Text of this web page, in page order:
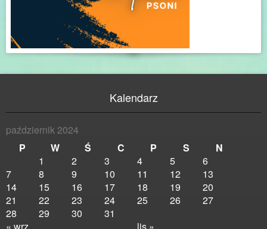
Kalendarz
październik 2024
P
W Ś C P S N
« wrz lis »
1 2 3 4 5
6
7
8 9 10 11 12
13
14
15 16 17 18 19
20
21
22 23 24 25 26
27
28
29 30 31